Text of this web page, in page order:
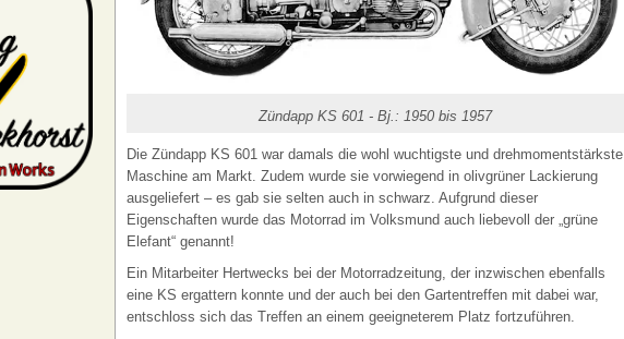
Zündapp KS 601 - Bj.: 1950 bis 1957
Die Zündapp KS 601 war damals die wohl wuchtigste und drehmomentstärkste
Maschine am Markt. Zudem wurde sie vorwiegend in olivgrüner Lackierung
ausgeliefert – es gab sie selten auch in schwarz. Aufgrund dieser
Eigenschaften wurde das Motorrad im Volksmund auch liebevoll der „grüne
Elefant“ genannt!
Ein Mitarbeiter Hertwecks bei der Motorradzeitung, der inzwischen ebenfalls
eine KS ergattern konnte und der auch bei den Gartentreffen mit dabei war,
entschloss sich das Treffen an einem geeigneterem Platz fortzuführen.